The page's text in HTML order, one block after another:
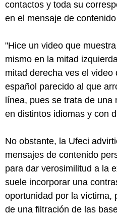
contactos y toda su
en el mensaje de
"Hice un video que
mismo en la mitad
mitad derecha ves el video
español parecido al que
línea, pues se trata de una
en distintos idiomas y con
No obstante, la Ufeci
mensajes de contenido
para dar verosimilitud a la
suele incorporar una
oportunidad por la víctima,
de una filtración de las